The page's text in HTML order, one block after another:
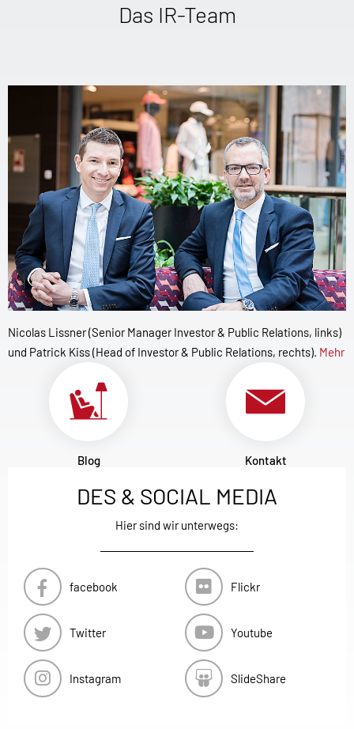
Das IR-Team
Nicolas Lissner (Senior Manager Investor & Public Relations, links)
und Patrick Kiss (Head of Investor & Public Relations, rechts). Mehr
Blog Kontakt
DES & SOCIAL MEDIA
Hier sind wir unterwegs:
facebook
Twitter
Instagram
Flickr
Youtube
SlideShare